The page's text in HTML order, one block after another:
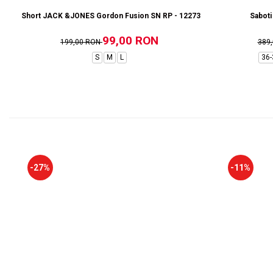
Short JACK &JONES Gordon Fusion SN RP - 12273304-Black RP
199,00 RON99,00 RON
S M L
-27% -11%